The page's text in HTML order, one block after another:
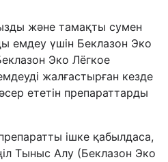
және тамақты сумен
емдеу үшін Беклазон Эко
Эко Лёгкое
жалғастырған кезде
ететін препараттарды
ішке қабылдаса,
Тыныс Алу (Беклазон Эко